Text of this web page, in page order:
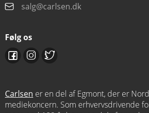
salg@carlsen.dk
Følg os
Carlsen er en del af Egmont, der er
mediekoncern. Som erhvervsdrivende